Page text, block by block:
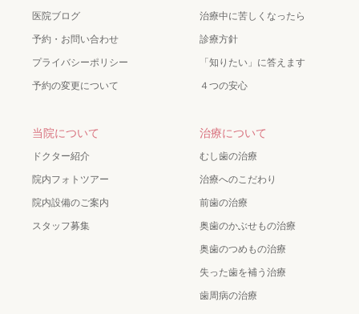
医院ブログ
予約・お問い合わせ
プライバシーポリシー
予約の変更について
治療中に苦しくなったら
診療方針
「知りたい」に答えます
４つの安心
当院について
ドクター紹介
院内フォトツアー
院内設備のご案内
スタッフ募集
治療について
むし歯の治療
治療へのこだわり
前歯の治療
奥歯のかぶせもの治療
奥歯のつめもの治療
失った歯を補う治療
歯周病の治療